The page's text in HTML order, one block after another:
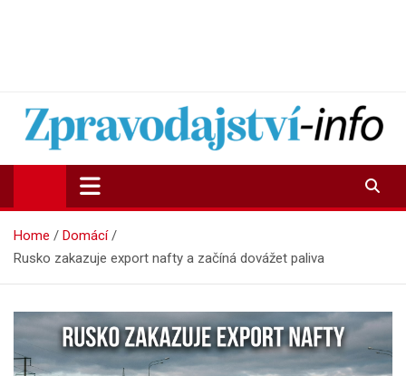
Zpravodajství-info.cz
Aktuality a informace on-line
Home
Domácí
Rusko zakazuje export nafty a začíná dovážet paliva